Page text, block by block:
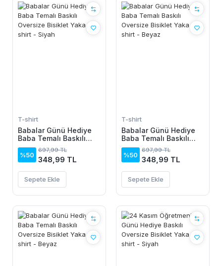
T-shirt
Babalar Günü Hediye
Baba Temalı Baskılı
Oversize Bisiklet Yaka
T-shirt - Siyah
%50
697,99 TL
348,99 TL
Sepete Ekle
T-shirt
Babalar Günü Hediye
Baba Temalı Baskılı
Oversize Bisiklet Yaka
T-shirt - Beyaz
%50
697,99 TL
348,99 TL
Sepete Ekle